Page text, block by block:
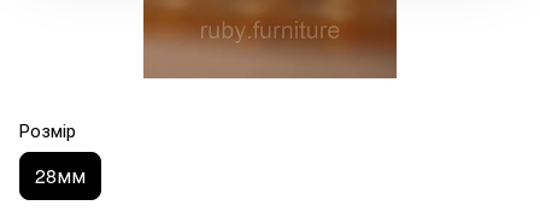
Розмір
28мм